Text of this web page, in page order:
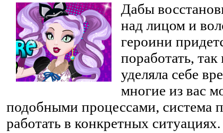
Дабы
над лицом и
героини
поработать,
уделяла себе
многие из вас
подобными процессами, система
работать в конкретных